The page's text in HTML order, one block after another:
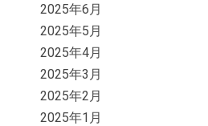
2025年6月
2025年5月
2025年4月
2025年3月
2025年2月
2025年1月